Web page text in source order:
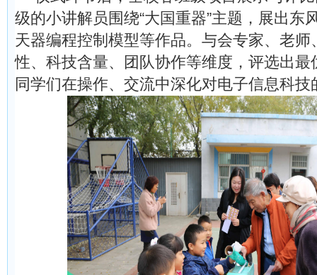
级的小讲解员围绕“大国重器”主题，展出东
天器编程控制模型等作品。与会专家、老师
性、科技含量、团队协作等维度，评选出最
同学们在操作、交流中深化对电子信息科技